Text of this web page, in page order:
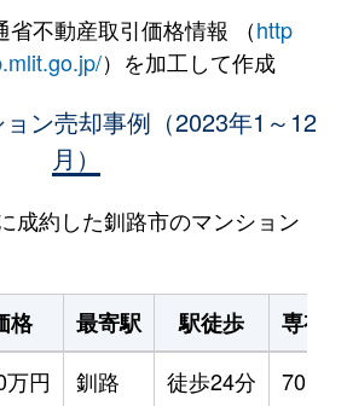
省不動産取引価格情報 （http
）を加工して作成
ン売却事例（2023年1～12
月）
成約した釧路市のマンション
格 最寄駅 駅徒歩
専有
万円 釧路 徒歩24分
70m²